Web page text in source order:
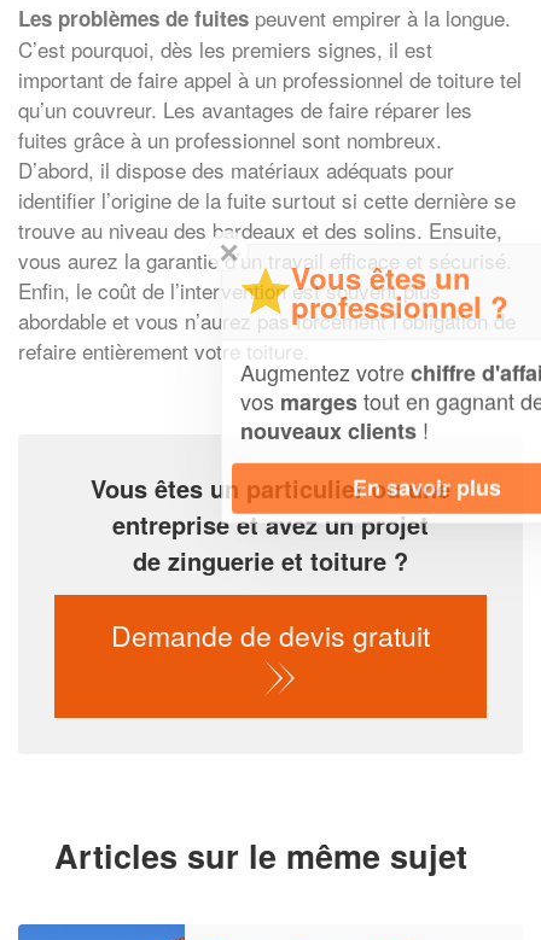
Les problèmes de fuites peuvent empirer à la longue.
C’est pourquoi, dès les premiers signes, il est
important de faire appel à un professionnel de toiture tel
qu’un couvreur. Les avantages de faire réparer les
fuites grâce à un professionnel sont nombreux.
D’abord, il dispose des matériaux adéquats pour
identifier l’origine de la fuite surtout si cette dernière se
trouve au niveau des bardeaux et des solins. Ensuite,
vous aurez la garantie d’un travail efficace et sécurisé.
Enfin, le coût de l’intervention est souvent plus
abordable et vous n’aurez pas forcément l’obligation de
refaire entièrement votre toiture.
Vous êtes un particulier ou une
entreprise et avez un projet
de zinguerie et toiture ?
Demande de devis gratuit
Articles sur le même sujet
✕
Vous êtes un
professionnel ?
Augmentez votrechiffre d'affaireset
margestout en gagnant de
nouveaux clients!
En savoir plus